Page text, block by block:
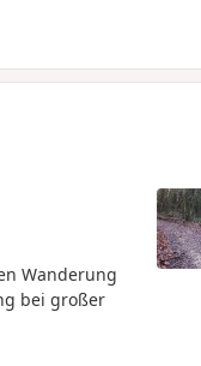
Wanderung
bei großer